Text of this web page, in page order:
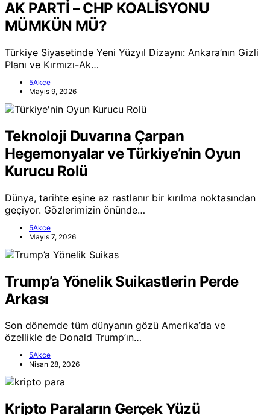
AK PARTİ – CHP KOALİSYONU
MÜMKÜN MÜ?
Türkiye Siyasetinde Yeni Yüzyıl Dizaynı: Ankara’nın Gizli
Planı ve Kırmızı-Ak…
5Akce
Mayıs 9, 2026
Teknoloji Duvarına Çarpan
Hegemonyalar ve Türkiye’nin Oyun
Kurucu Rolü
Dünya, tarihte eşine az rastlanır bir kırılma noktasından
geçiyor. Gözlerimizin önünde…
5Akce
Mayıs 7, 2026
Trump’a Yönelik Suikastlerin Perde
Arkası
Son dönemde tüm dünyanın gözü Amerika’da ve
özellikle de Donald Trump’ın…
5Akce
Nisan 28, 2026
Kripto Paraların Gerçek Yüzü